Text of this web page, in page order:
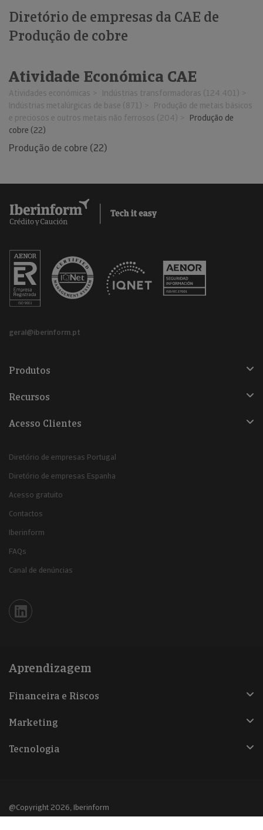
Diretório de empresas da CAE de
Produção de cobre
Atividade Económica CAE
Atividades económicas
Indústrias transformadoras (124.401)
Indústrias metalúrgicas de base (871)
Produção de metais básicos
e preciosos e outros metais não ferrosos (204)
Produção de
cobre (22)
Produção de cobre (22)
geral@iberinform.pt
Produtos
Recursos
Acesso Clientes
Diretório de empresas Portugal
Diretório de empresas Espanha
Acesso gratuito
Contactos
Iberinform
FAQs
Canal de denúncias
Iberinform en Linkedin
Aprendizagem
Financeira e Riscos
Marketing
Tecnologia
@Copyright 2026, Iberinform